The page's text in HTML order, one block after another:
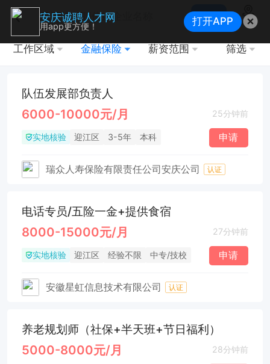
搜索
地图
工作区域 金融保险 薪资范围 筛选
队伍发展部负责人
6000-10000元/月 25分钟前
实地核验 迎江区 3-5年 本科 申请
瑞众人寿保险有限责任公司安庆公司 认证
电话专员/五险一金+提供食宿
8000-15000元/月 27分钟前
实地核验 迎江区 经验不限 中专/技校 申请
安徽星虹信息技术有限公司 认证
养老规划师（社保+半天班+节日福利）
5000-8000元/月 28分钟前
安庆诚聘人才网
用app更方便！ 打开APP